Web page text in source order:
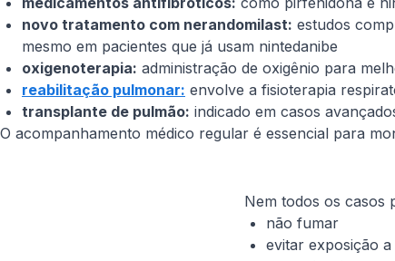
novo tratamento com nerandomilast: estudos
mesmo em pacientes que já usam nintedanibe
oxigenoterapia: administração de oxigênio para
reabilitação pulmonar: envolve a fisioterapia
transplante de pulmão: indicado em casos
O acompanhamento médico regular é essencial para
Nem todos os casos
não fumar
evitar exposição